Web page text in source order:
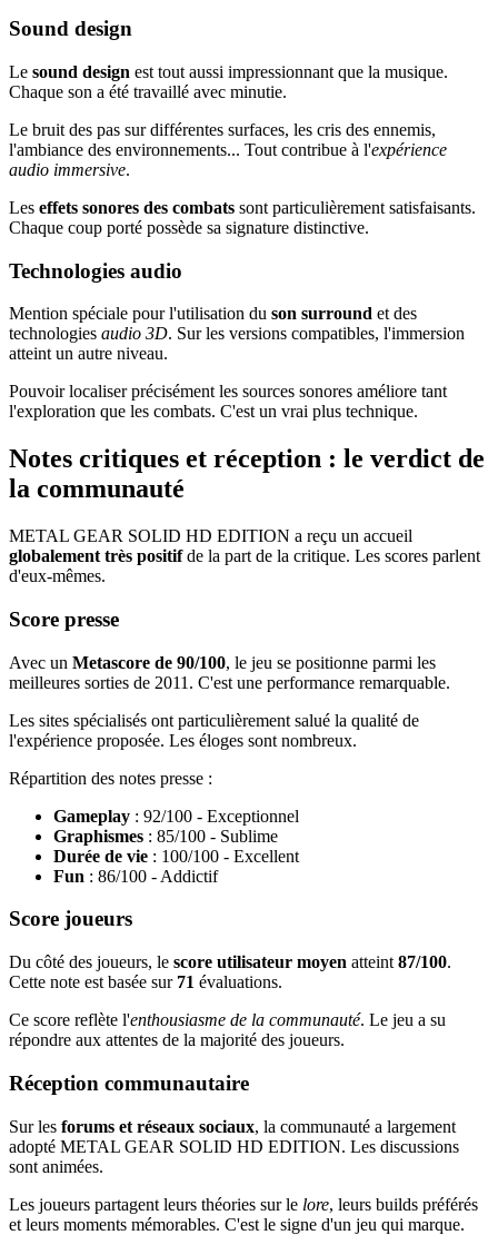
Sound design
Le sound design est tout aussi impressionnant que la musique.
Chaque son a été travaillé avec minutie.
Le bruit des pas sur différentes surfaces, les cris des ennemis,
l'ambiance des environnements... Tout contribue à l'expérience
audio immersive.
Les effets sonores des combats sont particulièrement satisfaisants.
Chaque coup porté possède sa signature distinctive.
Technologies audio
Mention spéciale pour l'utilisation du son surround et des
technologies audio 3D. Sur les versions compatibles, l'immersion
atteint un autre niveau.
Pouvoir localiser précisément les sources sonores améliore tant
l'exploration que les combats. C'est un vrai plus technique.
Notes critiques et réception : le verdict de
la communauté
METAL GEAR SOLID HD EDITION a reçu un accueil
globalement très positifde la part de la critique. Les scores parlent
d'eux-mêmes.
Score presse
Avec un Metascore de 90/100, le jeu se positionne parmi les
meilleures sorties de 2011. C'est une performance remarquable.
Les sites spécialisés ont particulièrement salué la qualité de
l'expérience proposée. Les éloges sont nombreux.
Répartition des notes presse :
Gameplay : 92/100 - Exceptionnel
Graphismes : 85/100 - Sublime
Durée de vie : 100/100 - Excellent
Fun : 86/100 - Addictif
Score joueurs
Du côté des joueurs, le score utilisateur moyen atteint 87/100.
Cette note est basée sur 71 évaluations.
Ce score reflète l'enthousiasme de la communauté. Le jeu a su
répondre aux attentes de la majorité des joueurs.
Réception communautaire
Sur les forums et réseaux sociaux, la communauté a largement
adopté METAL GEAR SOLID HD EDITION. Les discussions
sont animées.
Les joueurs partagent leurs théories sur le lore, leurs builds préférés
et leurs moments mémorables. C'est le signe d'un jeu qui marque.